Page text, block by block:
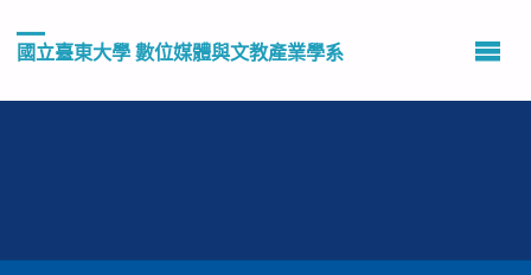
國立臺東大學 數位媒體與文教產業學系